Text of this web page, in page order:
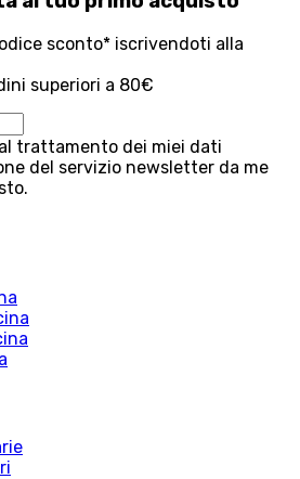
sconto* iscrivendoti alla
superiori a 80€
trattamento dei miei dati
del servizio newsletter da me